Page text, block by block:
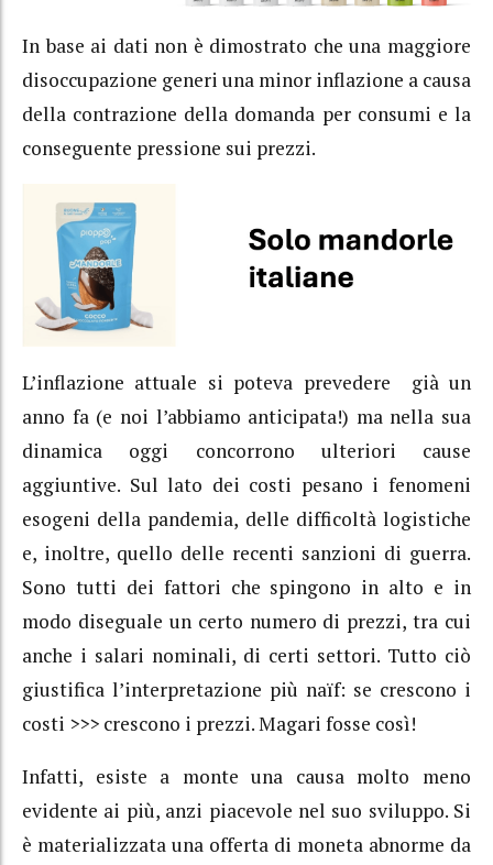
In base ai dati non è dimostrato che una maggiore
disoccupazione generi una minor inflazione a causa
della contrazione della domanda per consumi e la
conseguente pressione sui prezzi.
L’inflazione attuale si poteva prevedere già un
anno fa (e noi l’abbiamo anticipata!) ma nella sua
dinamica oggi concorrono ulteriori cause
aggiuntive. Sul lato dei costi pesano i fenomeni
esogeni della pandemia, delle difficoltà logistiche
e, inoltre, quello delle recenti sanzioni di guerra.
Sono tutti dei fattori che spingono in alto e in
modo diseguale un certo numero di prezzi, tra cui
anche i salari nominali, di certi settori. Tutto ciò
giustifica l’interpretazione più naïf: se crescono i
costi >>> crescono i prezzi. Magari fosse così!
Infatti, esiste a monte una causa molto meno
evidente ai più, anzi piacevole nel suo sviluppo. Si
è materializzata una offerta di moneta abnorme da